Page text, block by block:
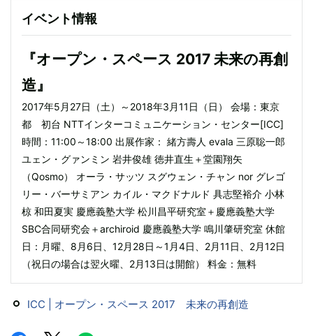
イベント情報
『オープン・スペース 2017 未来の再創
造』
2017年5月27日（土）～2018年3月11日（日） 会場：東京
都 初台 NTTインターコミュニケーション・センター[ICC]
時間：11:00～18:00 出展作家： 緒方壽人 evala 三原聡一郎
ユェン・グァンミン 岩井俊雄 徳井直生＋堂園翔矢
（Qosmo） オーラ・サッツ スグウェン・チャン nor グレゴ
リー・バーサミアン カイル・マクドナルド 具志堅裕介 小林
椋 和田夏実 慶應義塾大学 松川昌平研究室＋慶應義塾大学
SBC合同研究会＋archiroid 慶應義塾大学 鳴川肇研究室 休館
日：月曜、8月6日、12月28日～1月4日、2月11日、2月12日
（祝日の場合は翌火曜、2月13日は開館） 料金：無料
ICC | オープン・スペース 2017 未来の再創造